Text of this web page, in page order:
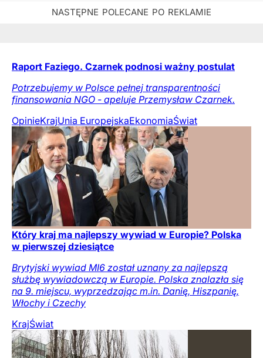
Raport Faziego. Czarnek podnosi ważny postulat
Potrzebujemy w Polsce pełnej transparentności
finansowania NGO - apeluje Przemysław Czarnek.
OpinieKrajUnia EuropejskaEkonomiaŚwiat
Który kraj ma najlepszy wywiad w Europie? Polska
w pierwszej dziesiątce
Brytyjski wywiad MI6 został uznany za najlepszą
służbę wywiadowczą w Europie. Polska znalazła się
na 9. miejscu, wyprzedzając m.in. Danię, Hiszpanię,
Włochy i Czechy
KrajŚwiat